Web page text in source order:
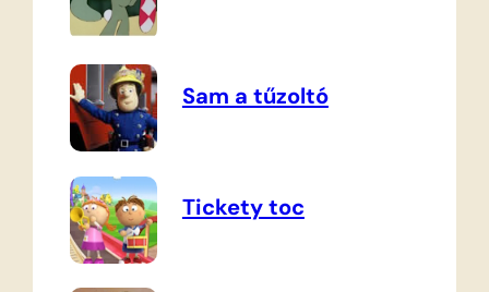
Sam a tűzoltó
Tickety toc